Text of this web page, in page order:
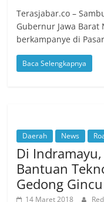
Terasjabar.co –
Gubernur Jawa
berkampanye di
Baca Selengkapnya
Daerah News
Di
Bantuan
Gedong Gincu
14 Maret 2018